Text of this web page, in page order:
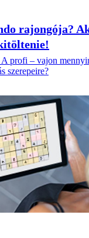
rajongója?
profi – vajon
szerepeire?